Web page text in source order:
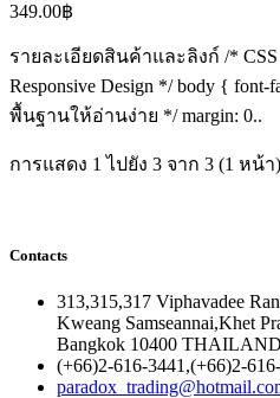
349.00฿
รายละเอียดสินค้าและลิงก์ /*
Responsive Design */ body {
พื้นฐานให้อ่านง่าย */ margin: 0..
การแสดง 1 ไปยัง 3 จาก 3 (1 หน้า)
Contacts
313,315,317 Viphavadee
Kweang Samseannai,Khet
Bangkok 10400 THAILAND
(+66)2-616-3441,(+66)2-